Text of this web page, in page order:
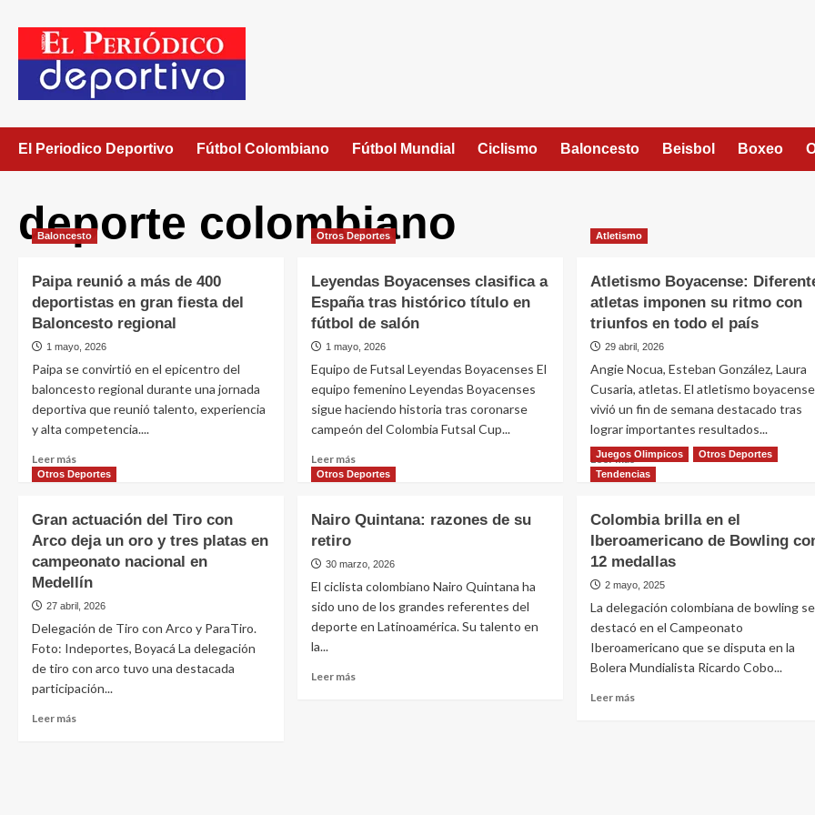
El Periodico Deportivo Fútbol Colombiano Fútbol Mundial Ciclismo Baloncesto Beisbol Boxeo
deporte colombiano
Baloncesto
Paipa reunió a más de 400
deportistas en gran fiesta del
Baloncesto regional
1 mayo, 2026
Paipa se convirtió en el epicentro del
baloncesto regional durante una jornada
deportiva que reunió talento, experiencia
y alta competencia....
Leer más
Otros Deportes
Leyendas Boyacenses clasifica a
España tras histórico título en
fútbol de salón
1 mayo, 2026
Equipo de Futsal Leyendas Boyacenses El
equipo femenino Leyendas Boyacenses
sigue haciendo historia tras coronarse
campeón del Colombia Futsal Cup...
Leer más
Atletismo
Atletismo Boyacense:
atletas imponen su ritmo con
triunfos en todo el país
29 abril, 2026
Angie Nocua, Esteban González, Laura
Cusaria, atletas. El atletismo boyacense
vivió un fin de semana destacado tras
lograr importantes resultados...
Leer más
Otros Deportes
Gran actuación del Tiro con
Arco deja un oro y tres platas en
campeonato nacional en
Medellín
27 abril, 2026
Delegación de Tiro con Arco y ParaTiro.
Foto: Indeportes, Boyacá La delegación
de tiro con arco tuvo una destacada
participación...
Leer más
Otros Deportes
Nairo Quintana: razones de su
retiro
30 marzo, 2026
El ciclista colombiano Nairo Quintana ha
sido uno de los grandes referentes del
deporte en Latinoamérica. Su talento en
la...
Leer más
Juegos Olimpicos
Otros Deportes
Tendencias
Colombia brilla en el
Iberoamericano de Bowling
12 medallas
2 mayo, 2025
La delegación colombiana de bowling se
destacó en el Campeonato
Iberoamericano que se disputa en la
Bolera Mundialista Ricardo Cobo...
Leer más